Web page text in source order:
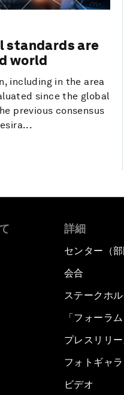
standards are
world
including in the area
since the global
previous consensus
詳細
センター（部
会合
ステークホ
「フォーラ
プレスリリー
フォトギャ
ビデオ